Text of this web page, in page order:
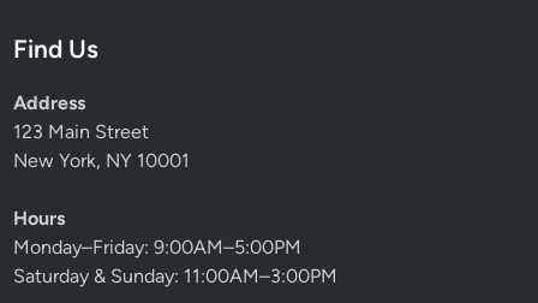
Find Us
Address
123 Main Street
New York, NY 10001
Hours
Monday–Friday: 9:00AM–5:00PM
Saturday & Sunday: 11:00AM–3:00PM